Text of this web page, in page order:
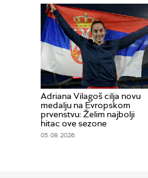
Adriana Vilagoš cilja novu
medalju na Evropskom
prvenstvu: Želim najbolji
hitac ove sezone
05. 08. 2026.